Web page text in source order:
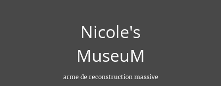
Nicole's
MuseuM
arme de reconstruction massive